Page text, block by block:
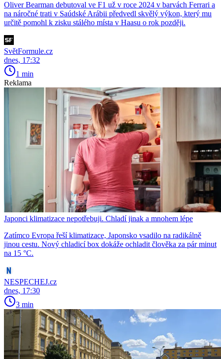
Oliver Bearman debutoval ve F1 už v roce 2024 v barvách Ferrari a
na náročné trati v Saúdské Arábii předvedl skvělý výkon, který mu
určitě pomohl k zisku stálého místa v Haasu o rok později.
SvětFormule.cz
dnes, 17:32
1 min
Reklama
Japonci klimatizace nepotřebuji. Chladí jinak a mnohem lépe
Zatímco Evropa řeší klimatizace, Japonsko vsadilo na radikálně
jinou cestu. Nový chladicí box dokáže ochladit člověka za pár minut
na 15 °C.
NESPECHEJ.cz
dnes, 17:30
3 min